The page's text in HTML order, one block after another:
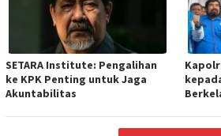
SETARA Institute: Pengalihan
ke KPK Penting untuk Jaga
Akuntabilitas